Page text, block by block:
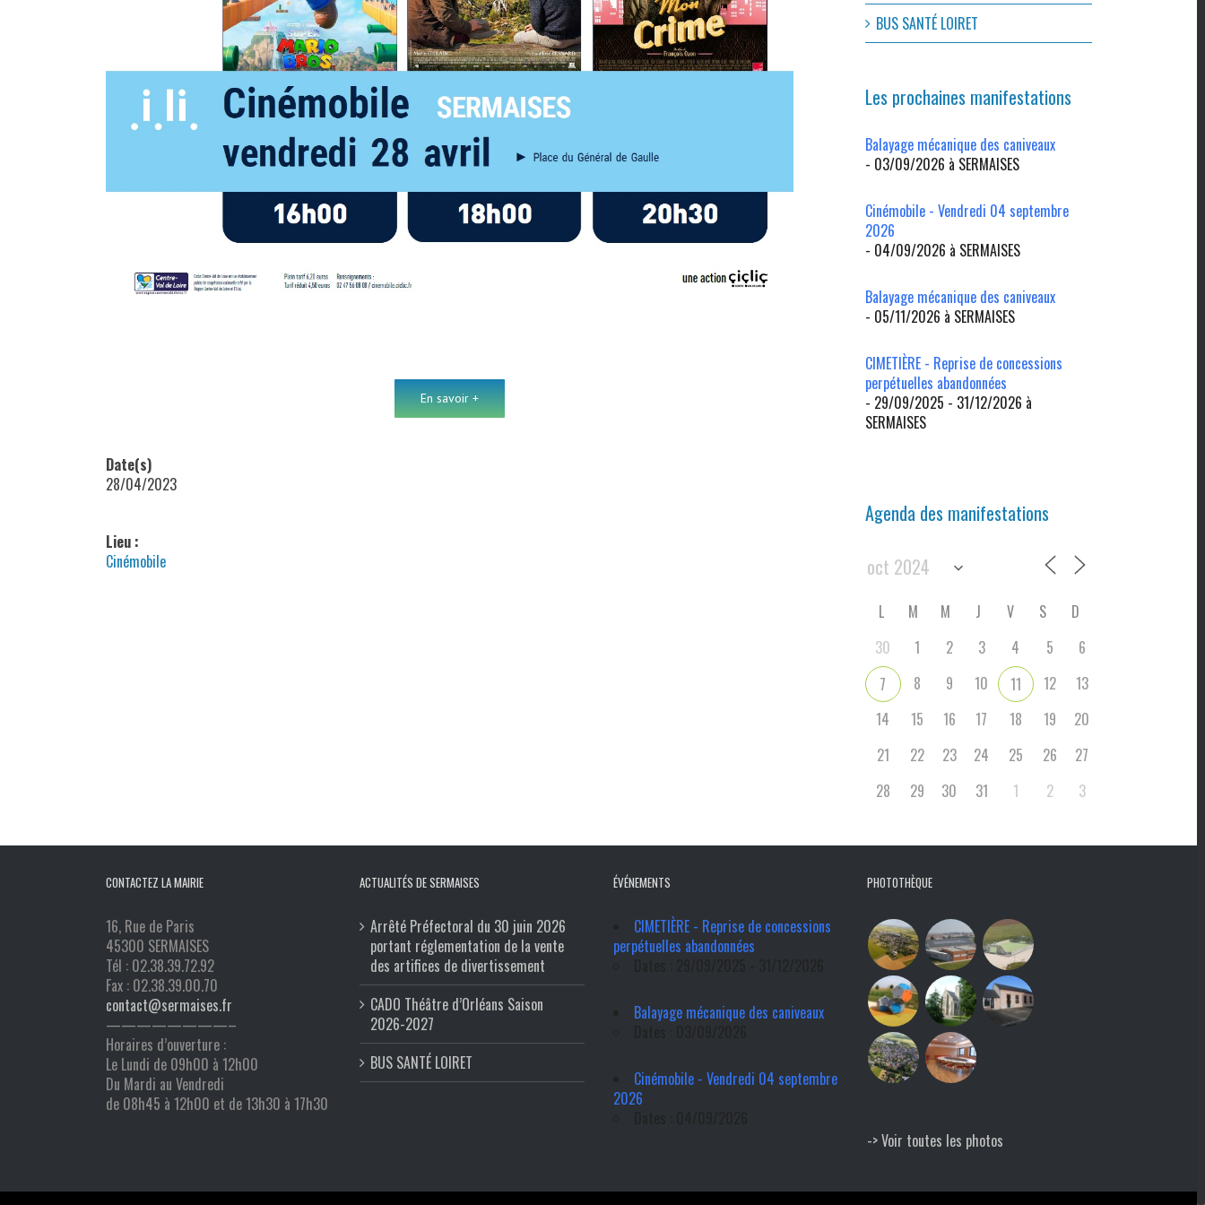
En savoir +
Date(s)
28/04/2023
Lieu :
Cinémobile
BUS SANTÉ LOIRET
Les prochaines manifestations
Balayage mécanique des caniveaux
- 03/09/2026 à SERMAISES
Cinémobile - Vendredi 04 septembre
2026
- 04/09/2026 à SERMAISES
Balayage mécanique des caniveaux
- 05/11/2026 à SERMAISES
CIMETIÈRE - Reprise de concessions
perpétuelles abandonnées
- 29/09/2025 - 31/12/2026 à
SERMAISES
Agenda des manifestations
L M M J V S
D
30
1 2 3 4 5
6
7
8 9 10 11 12
13
14
15 16 17 18 19
20
21
22 23 24 25 26
27
28
29 30 31 1 2 3
CONTACTEZ LA MAIRIE
16, Rue de Paris
45300 SERMAISES
Tél : 02.38.39.72.92
Fax : 02.38.39.00.70
contact@sermaises.fr
————————–
Horaires d’ouverture :
Le Lundi de 09h00 à 12h00
Du Mardi au Vendredi
de 08h45 à 12h00 et de 13h30 à 17h30
ACTUALITÉS DE SERMAISES
Arrêté Préfectoral du 30 juin 2026
portant réglementation de la vente
des artifices de divertissement
CADO Théâtre d’Orléans Saison
2026-2027
BUS SANTÉ LOIRET
ÉVÉNEMENTS
CIMETIÈRE - Reprise de concessions
perpétuelles abandonnées
Balayage mécanique des caniveaux
Cinémobile - Vendredi 04 septembre
2026
PHOTOTHÈQUE
-> Voir toutes les photos